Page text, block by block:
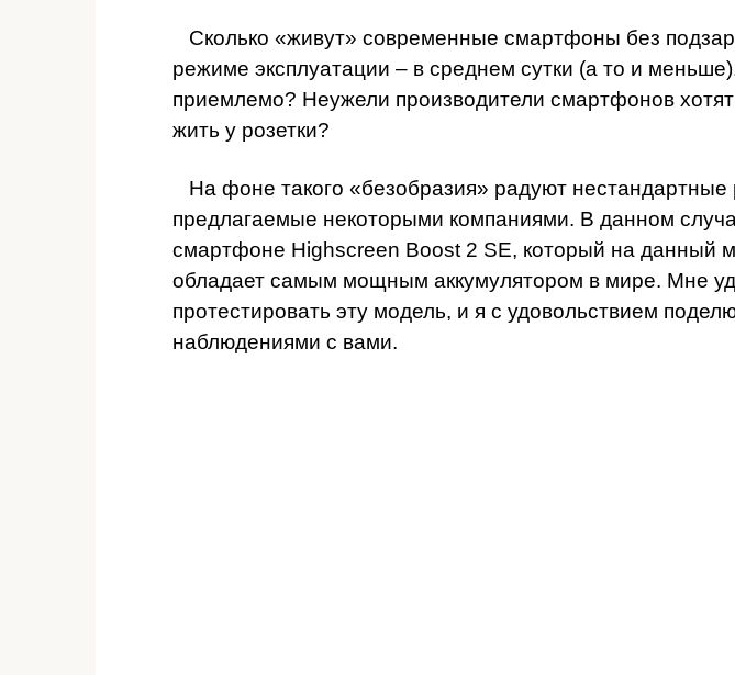
Сколько «живут» современные смартфоны без
режиме эксплуатации – в среднем сутки (а то и
приемлемо? Неужели производители смартфонов хотят
жить у розетки?
На фоне такого «безобразия» радуют
предлагаемые некоторыми компаниями. В данном
смартфоне Highscreen Boost 2 SE, который на данный
обладает самым мощным аккумулятором в мире. Мне
протестировать эту модель, и я с удовольствием
наблюдениями с вами.